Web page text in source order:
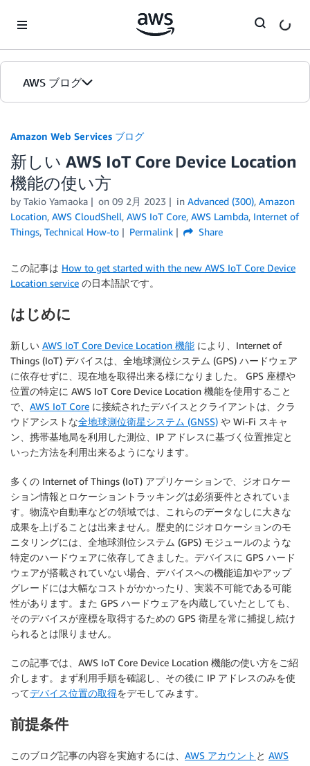
AWS ブログ
カテゴリ
エディション
Amazon Web Services ブログ
新しい AWS IoT Core Device Location
機能の使い方
by Takio Yamaoka on 09 2月 2023 in Advanced (300), Amazon
Location, AWS CloudShell, AWS IoT Core, AWS Lambda, Internet of
Things, Technical How-to Permalink Share
この記事は How to get started with the new AWS IoT Core Device
Location service の日本語訳です。
はじめに
新しい AWS IoT Core Device Location 機能 により、Internet of
Things (IoT) デバイスは、全地球測位システム (GPS) ハードウェア
に依存せずに、現在地を取得出来る様になりました。 GPS 座標や
位置の特定に AWS IoT Core Device Location 機能を使用すること
で、 AWS IoT Core に接続されたデバイスとクライアントは、クラ
ウドアシストな全地球測位衛星システム (GNSS) や Wi-Fi スキャ
ン、携帯基地局を利用した測位、IP アドレスに基づく位置推定と
いった方法を利用出来るようになります。
多くの Internet of Things (IoT) アプリケーションで、ジオロケー
ション情報とロケーショントラッキングは必須要件とされていま
す。物流や自動車などの領域では、これらのデータなしに大きな
成果を上げることは出来ません。歴史的にジオロケーションのモ
ニタリングには、全地球測位システム (GPS) モジュールのような
特定のハードウェアに依存してきました。デバイスに GPS ハード
ウェアが搭載されていない場合、デバイスへの機能追加やアップ
グレードには大幅なコストがかかったり、実装不可能である可能
性があります。また GPS ハードウェアを内蔵していたとしても、
そのデバイスが座標を取得するための GPS 衛星を常に捕捉し続け
られるとは限りません。
この記事では、AWS IoT Core Device Location 機能の使い方をご紹
介します。まず利用手順を確認し、その後に IP アドレスのみを使
ってデバイス位置の取得をデモしてみます。
前提条件
このブログ記事の内容を実施するには、 AWS アカウント と AWS